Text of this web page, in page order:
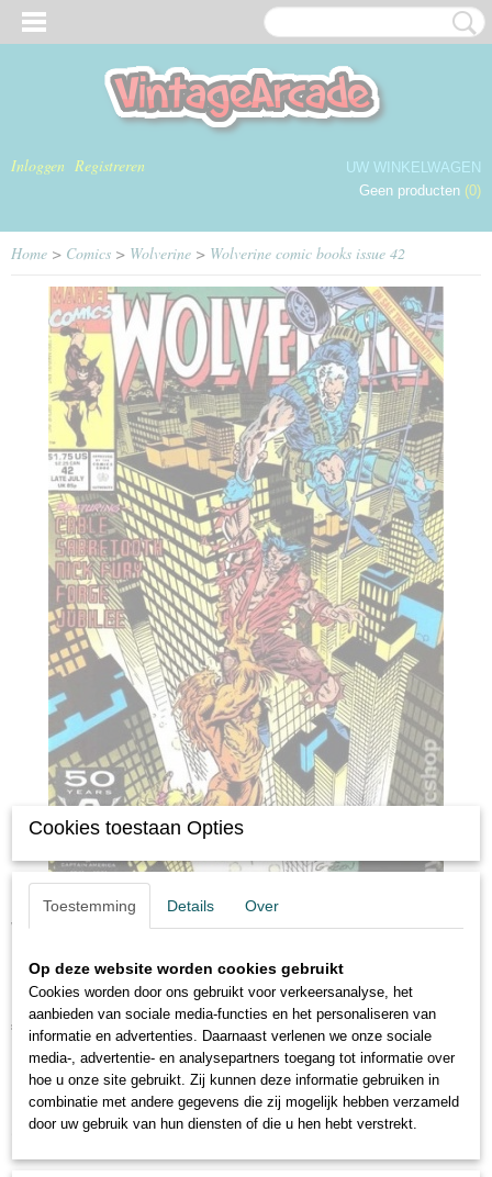
Inloggen Registreren
UW WINKELWAGEN
Geen producten (0)
Home > Comics > Wolverine > Wolverine comic books issue 42
Wolverine comic books
issue 42
€ 5,00 (inclusief btw 9%)
Op voorraad
Omschrijving
Cookies toestaan Opties
Toestemming Details Over
Op deze website worden cookies gebruikt
Cookies worden door ons gebruikt voor verkeersanalyse, het
aanbieden van sociale media-functies en het personaliseren van
informatie en advertenties. Daarnaast verlenen we onze sociale
media-, advertentie- en analysepartners toegang tot informatie over
hoe u onze site gebruikt. Zij kunnen deze informatie gebruiken in
combinatie met andere gegevens die zij mogelijk hebben verzameld
door uw gebruik van hun diensten of die u hen hebt verstrekt.